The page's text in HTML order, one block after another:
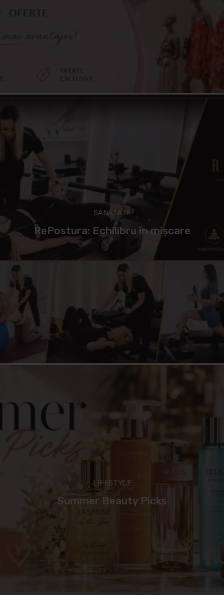
SANATATE
RePostura: Echilibru în mișcare
LIFESTYLE
Summer Beauty Picks